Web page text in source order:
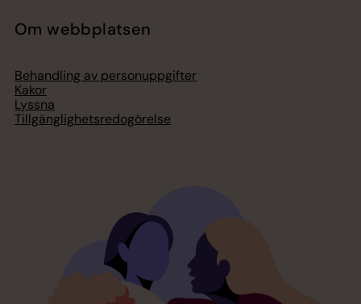
Om webbplatsen
Behandling av personuppgifter
Kakor
Lyssna
Tillgänglighetsredogörelse